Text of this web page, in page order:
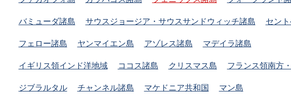
バミューダ諸島 サウスジョージア・サウスサンドウィッチ諸島 セン
フェロー諸島 ヤンマイエン島 アゾレス諸島 マデイラ諸島
イギリス領インド洋地域 ココス諸島 クリスマス島 フランス領南方
ジブラルタル チャンネル諸島 マケドニア共和国 マン島